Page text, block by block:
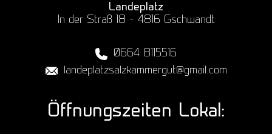
Landeplatz
In der Straß 18 – 4816 Gschwandt
0664 8115516
landeplatzsalz­kammergut@gmail.com
Öffnungszeiten Lokal: